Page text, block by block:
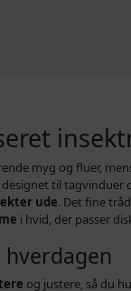
myg og fluer,
til tagvinduer
ude. Det fine
i hvid, der passer
og justere, så du